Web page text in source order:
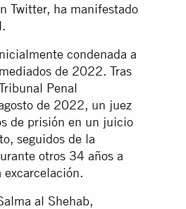
Twitter, ha manifestado
condenada a
de 2022. Tras
Penal
de 2022, un juez
de prisión en un juicio
seguidos de la
otros 34 años a
al Shehab,